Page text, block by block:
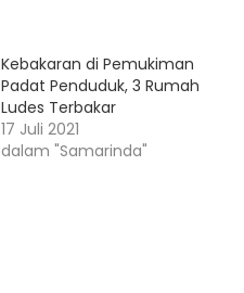
Kebakaran di Pemukiman
Padat Penduduk, 3 Rumah
Ludes Terbakar
17 Juli 2021
dalam "Samarinda"